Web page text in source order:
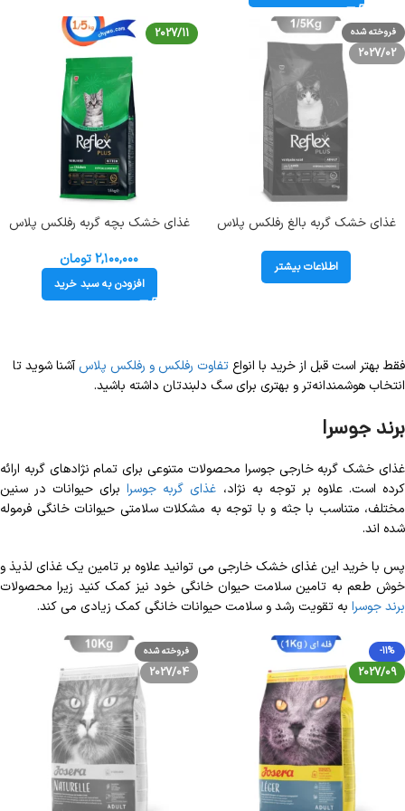
فروخته شده
2027/02
غذای خشک گربه بالغ رفلکس پلاس
کیلوگرم Lamb & rice Reflex اطلاعات بیشتر
2027/11
غذای خشک بچه گربه رفلکس پلاس
1/5 کیلوگرم Reflex Kitten
Hypoallergenic Chicken
۲,۱۰۰,۰۰۰تومان
افزودن به سبد خرید
فقط بهتر است قبل از خرید با انواع تفاوت رفلکس و رفلکس پلاسآشنا شوید تا
انتخاب هوشمندانه‌تر و بهتری برای سگ دلبندتان داشته باشید.
برند جوسرا
غذای خشک گربه خارجی جوسرا محصولات متنوعی برای تمام نژادهای گربه ارائه
کرده است. علاوه بر توجه به نژاد، غذای گربه جوسرابرای حیوانات در سنین
مختلف، متناسب با جثه و با توجه به مشکلات سلامتی حیوانات خانگی فرموله
شده اند.
پس با خرید این غذای خشک خارجی می توانید علاوه بر تامین یک غذای لذیذ و
خوش طعم به تامین سلامت حیوان خانگی خود نیز کمک کنید زیرا محصولات
برند جوسرا به تقویت رشد و سلامت حیوانات خانگی کمک زیادی می کند.
-11%
2027/09
فروخته شده
2027/04